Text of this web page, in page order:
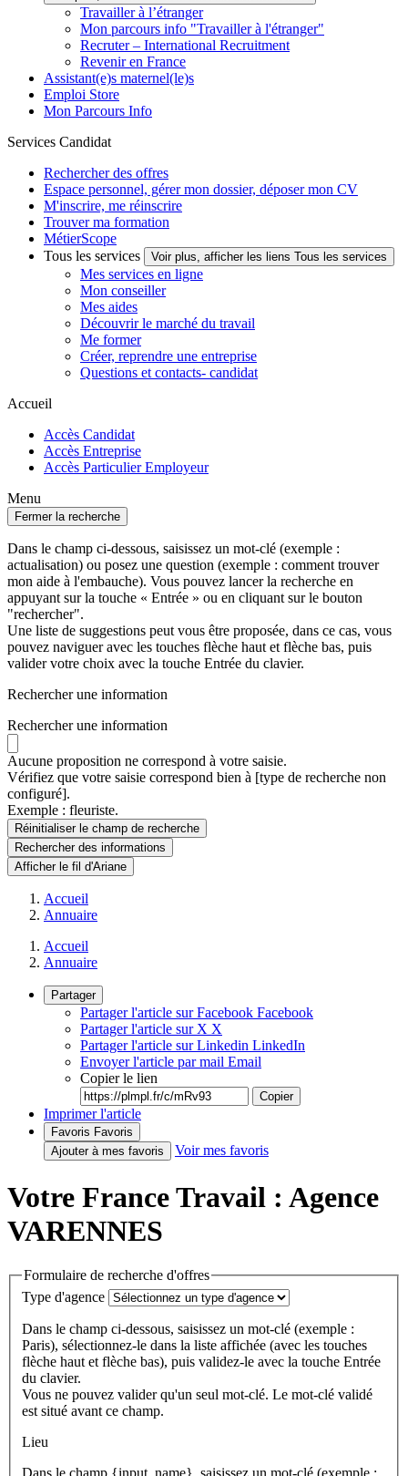
Travailler à l’étranger
Mon parcours info "Travailler à l'étranger"
Recruter – International Recruitment
Revenir en France
Assistant(e)s maternel(le)s
Emploi Store
Mon Parcours Info
Services Candidat
Rechercher des offres
Espace personnel, gérer mon dossier, déposer mon CV
M'inscrire, me réinscrire
Trouver ma formation
MétierScope
Tous les services
Voir plus, afficher les liens Tous les services
Mes services en ligne
Mon conseiller
Mes aides
Découvrir le marché du travail
Me former
Créer, reprendre une entreprise
Questions et contacts- candidat
Accueil
Accès Candidat
Accès Entreprise
Accès Particulier Employeur
Menu
Fermer la recherche
Dans le champ ci-dessous, saisissez un mot-clé (exemple :
actualisation) ou posez une question (exemple : comment trouver
mon aide à l'embauche). Vous pouvez lancer la recherche en
appuyant sur la touche « Entrée » ou en cliquant sur le bouton
"rechercher".
Une liste de suggestions peut vous être proposée, dans ce cas, vous
pouvez naviguer avec les touches flèche haut et flèche bas, puis
valider votre choix avec la touche Entrée du clavier.
Rechercher une information
Rechercher une information
Aucune proposition ne correspond à votre saisie.
Vérifiez que votre saisie correspond bien à [type de recherche non
configuré].
Exemple : fleuriste.
Réinitialiser le champ de recherche
Rechercherdes informations
Afficher le fil d'Ariane
Accueil
Annuaire
Accueil
Annuaire
Partager
Partager l'article sur Facebook Facebook
Partager l'article sur X X
Partager l'article sur Linkedin LinkedIn
Envoyer l'article par mail Email
Copier le lien
Copier
Imprimer l'article
Favoris Favoris
Ajouter à mes favoris
Voir mes favoris
Votre France Travail : Agence
VARENNES
Formulaire de recherche d'offres
Type d'agence
Dans le champ ci-dessous, saisissez un mot-clé (exemple :
Paris), sélectionnez-le dans la liste affichée (avec les touches
flèche haut et flèche bas), puis validez-le avec la touche Entrée
du clavier.
Vous ne pouvez valider qu'un seul mot-clé. Le mot-clé validé
est situé avant ce champ.
Lieu
Dans le champ {input_name}, saisissez un mot-clé (exemple :